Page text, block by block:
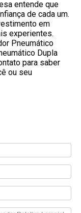
entende que
de cada um.
em
experientes.
Pneumático
Dupla
para saber
ou seu